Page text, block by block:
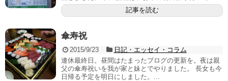
記事を読む
傘寿祝
2015/9/23
日記・エッセイ・コラム
連休最終日。昼間はたまったブログの更新を。夜は親
父の傘寿祝いを我が家と妹とでやりました。 長女も今
日帰る予定を明日にしました。...